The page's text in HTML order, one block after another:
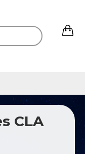
CLA